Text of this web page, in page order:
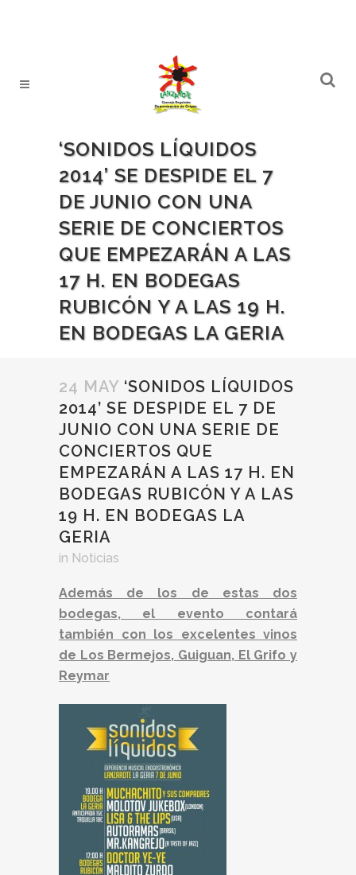
‘SONIDOS LÍQUIDOS
2014’ SE DESPIDE EL 7
DE JUNIO CON UNA
SERIE DE CONCIERTOS
QUE EMPEZARÁN A LAS
17 H. EN BODEGAS
RUBICÓN Y A LAS 19 H.
EN BODEGAS LA GERIA
24 MAY ‘SONIDOS LÍQUIDOS
2014’ SE DESPIDE EL 7 DE
JUNIO CON UNA SERIE DE
CONCIERTOS QUE
EMPEZARÁN A LAS 17 H. EN
BODEGAS RUBICÓN Y A LAS
19 H. EN BODEGAS LA
GERIA
in Noticias
Además de los de estas dos
bodegas, el evento contará
también con los excelentes vinos
de Los Bermejos, Guiguan, El Grifo y
Reymar